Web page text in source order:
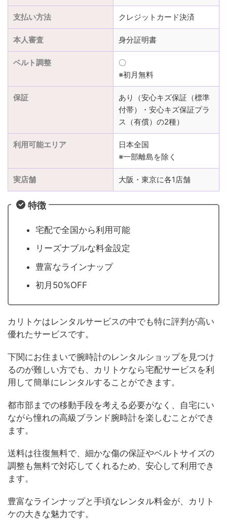
支払い方法 クレジットカード決済
本人審査 身分証明書
ベルト調整
〇
※初月無料
保証
あり（安心キズ保証（標準
付帯）・安心キズ保証プラ
ス（有償）の2種）
利用可能エリア
日本全国
※一部離島を除く
実店舗 大阪・東京に各1店舗
特徴
宅配で全国から利用可能
リーズナブルな料金設定
豊富なラインナップ
初月50%OFF
カリトケはレンタルサービスの中でも特に評判が高い
優れたサービスです。
下関にお住まいで腕時計のレンタルショップを見つけ
るのが難しい方でも、カリトケなら宅配サービスを利
用して簡単にレンタルすることができます。
都市部までの移動手段を考える必要がなく、自宅にい
ながら憧れの高級ブランド腕時計を楽しむことができ
ます。
送料は往復無料で、細かな傷の保証やベルトサイズの
調整も無料で対応してくれるため、安心して利用でき
ます。
豊富なラインナップと手頃なレンタル料金が、カリト
ケの大きな魅力です。